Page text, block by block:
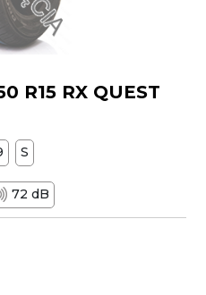
R15 RX QUEST
S
72 dB